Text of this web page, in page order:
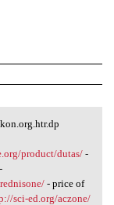
product/dutas/-
- price of
sci-ed.org/aczone/